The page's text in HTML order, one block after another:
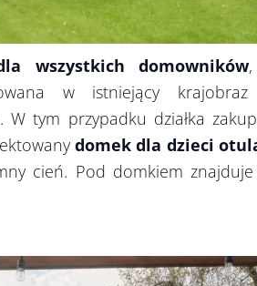
wszystkich domowników
w istniejący
tym przypadku działka
domek dla dzieci
cień. Pod domkiem